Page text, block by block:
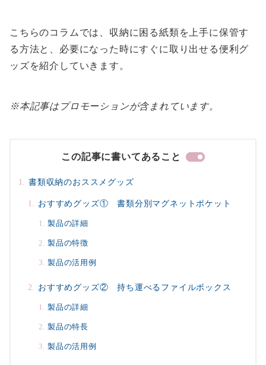
こちらのコラムでは、収納に困る紙類を上手に保管す
る方法と、必要になった時にすぐに取り出せる便利グ
ッズを紹介していきます。
※本記事はプロモーションが含まれています。
この記事に書いてあること
書類収納のおススメグッズ
おすすめグッズ① 書類分別マグネットポケット
製品の詳細
製品の特徴
製品の活用例
おすすめグッズ② 持ち運べるファイルボックス
製品の詳細
製品の特長
製品の活用例